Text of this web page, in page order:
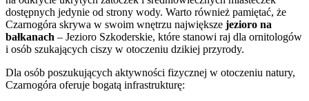
dostępnych jedynie od strony wody. Warto również pamiętać, że
Czarnogóra skrywa w swoim wnętrzu największe jezioro na
bałkanach – Jezioro Szkoderskie, które stanowi raj dla ornitologów
i osób szukających ciszy w otoczeniu dzikiej przyrody.
Dla osób poszukujących aktywności fizycznej w otoczeniu natury,
Czarnogóra oferuje bogatą infrastrukturę: